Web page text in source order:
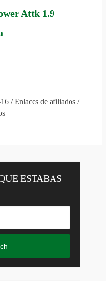
Attk 1.9
/ Enlaces de afiliados /
ESTABAS